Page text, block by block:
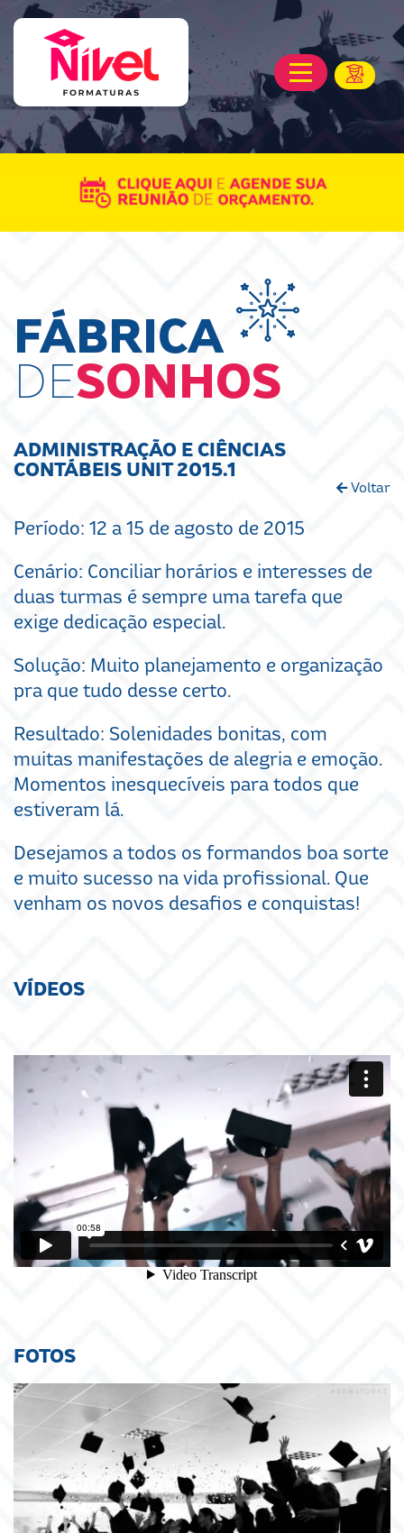
FÁBRICA
DESONHOS
ADMINISTRAÇÃO E CIÊNCIAS
CONTÁBEIS UNIT 2015.1
Voltar
Período: 12 a 15 de agosto de 2015
Cenário: Conciliar horários e interesses de
duas turmas é sempre uma tarefa que
exige dedicação especial.
Solução: Muito planejamento e organização
pra que tudo desse certo.
Resultado: Solenidades bonitas, com
muitas manifestações de alegria e emoção.
Momentos inesquecíveis para todos que
estiveram lá.
Desejamos a todos os formandos boa sorte
e muito sucesso na vida profissional. Que
venham os novos desafios e conquistas!
VÍDEOS
FOTOS